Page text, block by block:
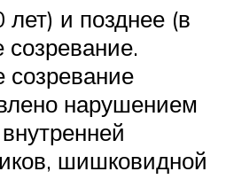
и позднее (в
созревание.
созревание
нарушением
шишковидной